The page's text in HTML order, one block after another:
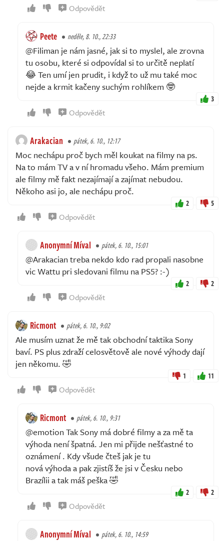
Odpovědět
Peete neděle, 8. 10., 22:33
@Filiman je nám jasné, jak si to myslel, ale zrovna
tu osobu, které si odpovídal si to určitě neplatí
😂 Ten umí jen prudit, i když to už mu také moc
nejde a krmit kačeny suchým rohlíkem 🤓
3
Odpovědět
Arakacian pátek, 6. 10., 12:17
Moc nechápu proč bych měl koukat na filmy na ps.
Na to mám TV a v ní hromadu všeho. Mám premium
ale filmy mě fakt nezajímají a zajímat nebudou.
Někoho asi jo, ale nechápu proč.
2 5
Odpovědět
Anonymní Míval pátek, 6. 10., 15:01
@Arakacian treba nekdo kdo rad propali nasobne
vic Wattu pri sledovani filmu na PS5? :-)
2 2
Odpovědět
Ricmont pátek, 6. 10., 9:02
Ale musím uznat že mě tak obchodní taktika Sony
baví. PS plus zdraží celosvětově ale nové výhody dají
jen někomu. 🤣
1 11
Odpovědět
Ricmont pátek, 6. 10., 9:31
@emotion Tak Sony má dobré filmy a za mě ta
výhoda není špatná. Jen mi přijde nešťastné to
oznámení . Kdy všude čteš jak je tu
nová výhoda a pak zjistíš že jsi v Česku nebo
Brazílii a tak máš peška 🤣
2 2
Odpovědět
Anonymní Míval pátek, 6. 10., 14:59